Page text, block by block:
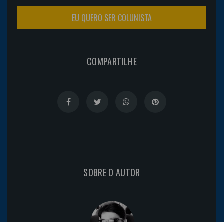
EU QUERO SER COLUNISTA
COMPARTILHE
SOBRE O AUTOR